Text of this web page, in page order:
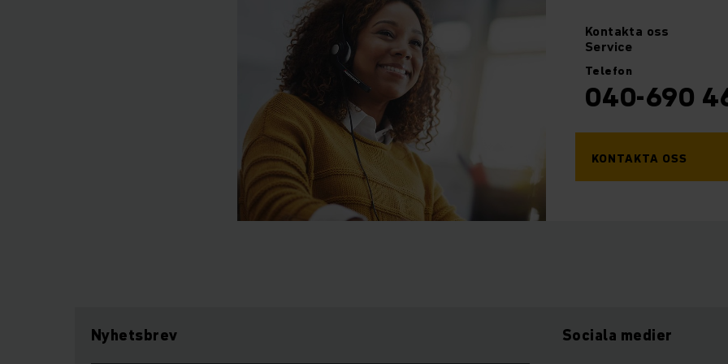
Kontakta oss
Service
Telefon
040-690
KONTAKTA OSS
Nyhetsbrev Sociala medier